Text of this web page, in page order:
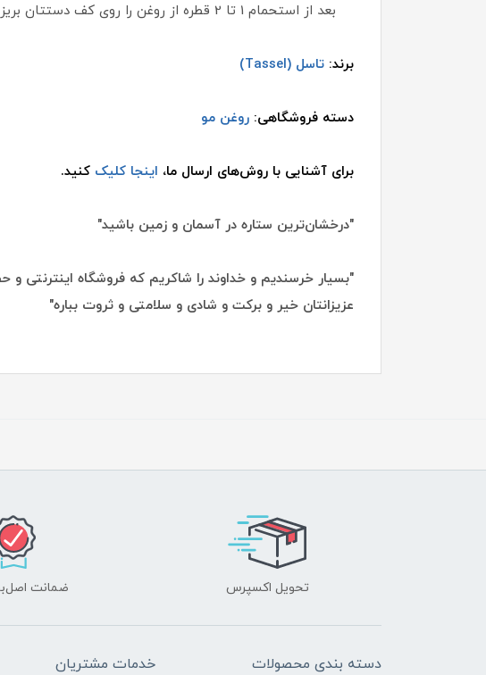
بعد از استحمام 1 تا 2 قطره از روغن را روی کف دستتان بریزید و آن را روی موها به طور یکنواخت پخش کنید.
برند: تاسل (Tassel)
دسته فروشگاهی: روغن مو
برای آشنایی با روش‌های ارسال ما، اینجا کلیک کنید.
"درخشان‌ترین ستاره در آسمان و زمین باشید"
"بسیار خرسندیم و خداوند را شاکریم که فروشگاه اینترنتی و
عزیزانتان خیر و برکت و شادی و سلامتی و ثروت بباره"
تحویل اکسپرس ضمانت
دسته بندی محصولات خدمات مشتریان